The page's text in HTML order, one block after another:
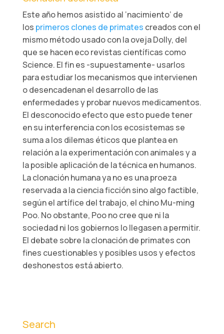
Este año hemos asistido al ‘nacimiento’ de
los primeros clones de primates creados con el
mismo método usado con la oveja Dolly, del
que se hacen eco revistas científicas como
Science. El fin es -supuestamente- usarlos
para estudiar los mecanismos que intervienen
o desencadenan el desarrollo de las
enfermedades y probar nuevos medicamentos.
El desconocido efecto que esto puede tener
en su interferencia con los ecosistemas se
suma a los dilemas éticos que plantea en
relación a la experimentación con animales y a
la posible aplicación de la técnica en humanos.
La clonación humana ya no es una proeza
reservada a la ciencia ficción sino algo factible,
según el artífice del trabajo, el chino Mu-ming
Poo. No obstante, Poo no cree que ni la
sociedad ni los gobiernos lo llegasen a permitir.
El debate sobre la clonación de primates con
fines cuestionables y posibles usos y efectos
deshonestos está abierto.
Search